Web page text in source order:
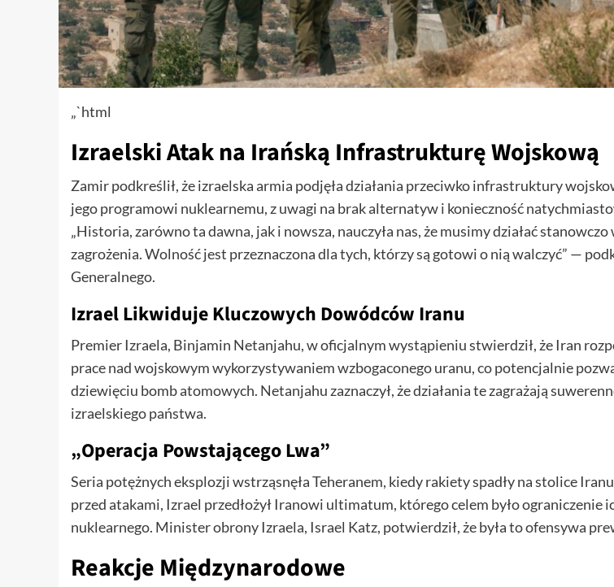
„`html
Izraelski Atak na Irańską Infrastrukturę Wojskową
Zamir podkreślił, że izraelska armia podjęła działania przeciwko infrastruktury
jego programowi nuklearnemu, z uwagi na brak alternatyw i konieczność
„Historia, zarówno ta dawna, jak i nowsza, nauczyła nas, że musimy działać stanowczo
zagrożenia. Wolność jest przeznaczona dla tych, którzy są gotowi o nią walczyć” —
Generalnego.
Izrael Likwiduje Kluczowych Dowódców Iranu
Premier Izraela, Binjamin Netanjahu, w oficjalnym wystąpieniu stwierdził, że Iran
prace nad wojskowym wykorzystywaniem wzbogaconego uranu, co potencjalnie
dziewięciu bomb atomowych. Netanjahu zaznaczył, że działania te zagrażają
izraelskiego państwa.
„Operacja Powstającego Lwa”
Seria potężnych eksplozji wstrząsnęła Teheranem, kiedy rakiety spadły na stolice
przed atakami, Izrael przedłożył Iranowi ultimatum, którego celem było ograniczenie
nuklearnego. Minister obrony Izraela, Israel Katz, potwierdził, że była to ofensywa
Reakcje Międzynarodowe